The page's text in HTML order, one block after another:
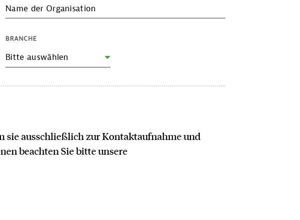
Name der Organisation
BRANCHE
Bitte auswählen
sie ausschließlich zur Kontaktaufnahme und
beachten Sie bitte unsere